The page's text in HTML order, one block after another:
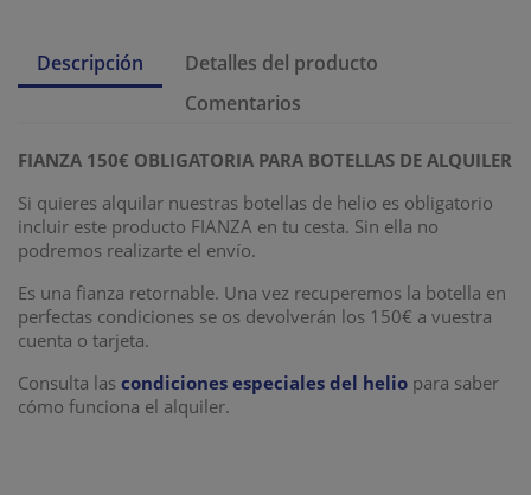
Descripción
Detalles del producto
Comentarios
FIANZA 150€ OBLIGATORIA PARA BOTELLAS DE ALQUILER
Si quieres alquilar nuestras botellas de helio es obligatorio
incluir este producto FIANZA en tu cesta. Sin ella no
podremos realizarte el envío.
Es una fianza retornable. Una vez recuperemos la botella en
perfectas condiciones se os devolverán los 150€ a vuestra
cuenta o tarjeta.
Consulta las condiciones especiales del helio para saber
cómo funciona el alquiler.